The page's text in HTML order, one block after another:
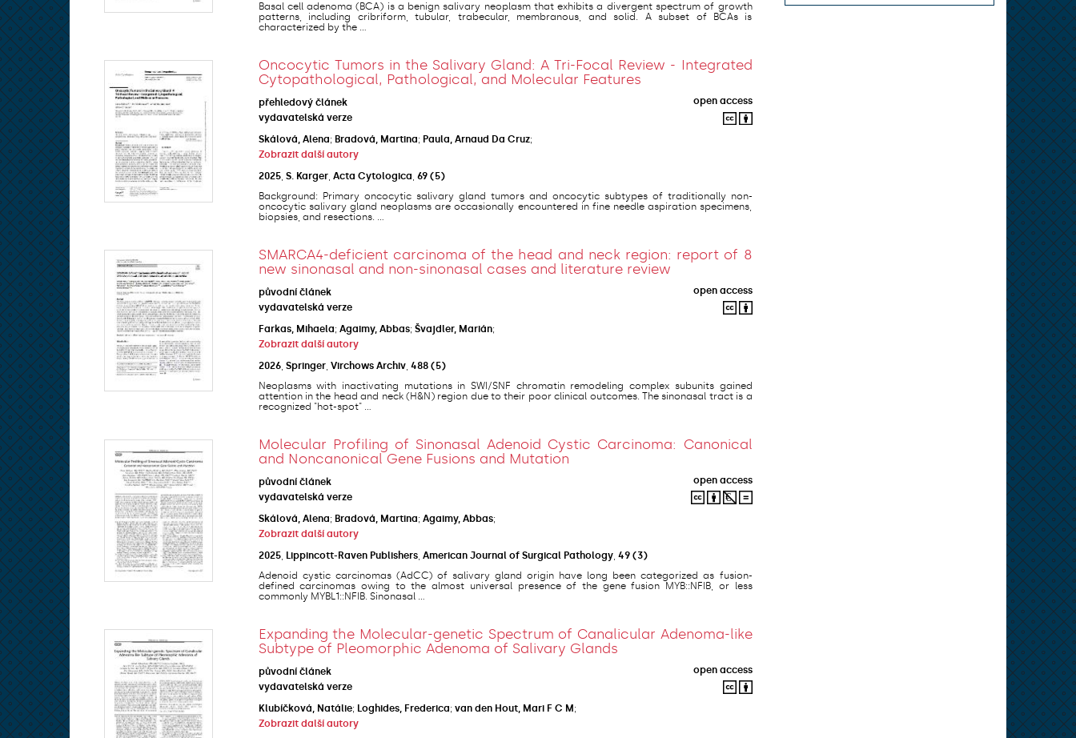
Basal cell adenoma (BCA) is a benign salivary neoplasm that exhibits a divergent spectrum of growth
patterns, including cribriform, tubular, trabecular, membranous, and solid. A subset of BCAs is
characterized by the ...
Oncocytic Tumors in the Salivary Gland: A Tri-Focal Review - Integrated
Cytopathological, Pathological, and Molecular Features
přehledový článek
open access
vydavatelská verze
Skálová, Alena; Bradová, Martina; Paula, Arnaud Da Cruz;
Zobrazit další autory
2025, S. Karger, Acta Cytologica 69 (5)
Background: Primary oncocytic salivary gland tumors and oncocytic subtypes of traditionally non-
oncocytic salivary gland neoplasms are occasionally encountered in fine needle aspiration specimens,
biopsies, and resections. ...
SMARCA4-deficient carcinoma of the head and neck region: report of 8
new sinonasal and non-sinonasal cases and literature review
původní článek
open access
vydavatelská verze
Farkas, Mihaela; Agaimy, Abbas; Švajdler, Marián;
Zobrazit další autory
2026, Springer, Virchows Archiv, 488 (5)
Neoplasms with inactivating mutations in SWI/SNF chromatin remodeling complex subunits gained
attention in the head and neck (H&N) region due to their poor clinical outcomes. The sinonasal tract is a
recognized "hot-spot" ...
Molecular Profiling of Sinonasal Adenoid Cystic Carcinoma: Canonical
and Noncanonical Gene Fusions and Mutation
původní článek
open access
vydavatelská verze
Skálová, Alena; Bradová, Martina; Agaimy, Abbas;
Zobrazit další autory
2025, Lippincott-Raven Publishers, American Journal of Surgical Pathology, 49 (3)
Adenoid cystic carcinomas (AdCC) of salivary gland origin have long been categorized as fusion-
defined carcinomas owing to the almost universal presence of the gene fusion MYB::NFIB, or less
commonly MYBL1::NFIB. Sinonasal ...
Expanding the Molecular-genetic Spectrum of Canalicular Adenoma-like
Subtype of Pleomorphic Adenoma of Salivary Glands
původní článek
open access
vydavatelská verze
Klubíčková, Natálie; Loghides, Frederica; van den Hout, Mari F C M ;
Zobrazit další autory